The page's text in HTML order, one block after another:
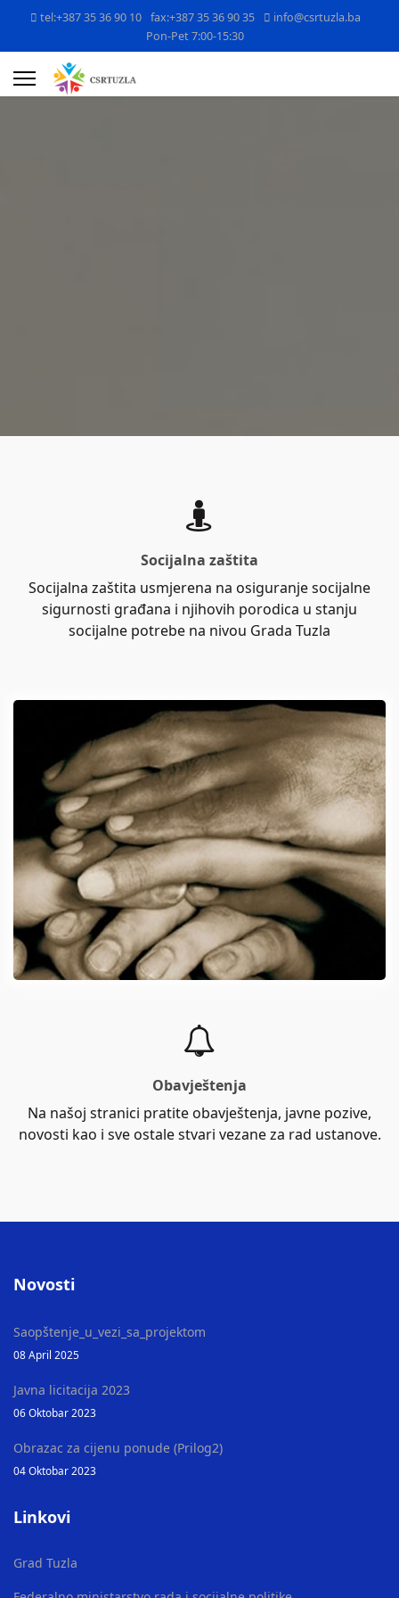
tel:+387 35 36 90 10 fax:+387 35 36 90 35
info@csrtuzla.ba
Pon-Pet 7:00-15:30
Socijalna zaštita
Socijalna zaštita usmjerena na osiguranje socijalne
sigurnosti građana i njihovih porodica u stanju
socijalne potrebe na nivou Grada Tuzla
Obavještenja
Na našoj stranici pratite obavještenja, javne pozive,
novosti kao i sve ostale stvari vezane za rad ustanove.
Novosti
Saopštenje_u_vezi_sa_projektom
08 April 2025
Javna licitacija 2023
06 Oktobar 2023
Obrazac za cijenu ponude (Prilog2)
04 Oktobar 2023
Linkovi
Grad Tuzla